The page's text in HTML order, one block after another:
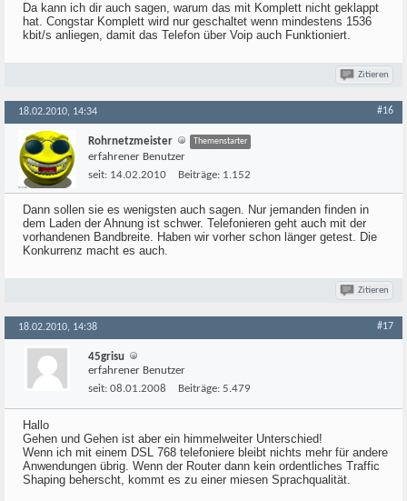
Da kann ich dir auch sagen, warum das mit Komplett nicht geklappt
hat. Congstar Komplett wird nur geschaltet wenn mindestens 1536
kbit/s anliegen, damit das Telefon über Voip auch Funktioniert.
Zitieren
18.02.2010, 14:34 #16
Rohrnetzmeister Themenstarter
erfahrener Benutzer
seit: 14.02.2010 Beiträge: 1.152
Dann sollen sie es wenigsten auch sagen. Nur jemanden finden in
dem Laden der Ahnung ist schwer. Telefonieren geht auch mit der
vorhandenen Bandbreite. Haben wir vorher schon länger getest. Die
Konkurrenz macht es auch.
Zitieren
18.02.2010, 14:38 #17
45grisu
erfahrener Benutzer
seit: 08.01.2008 Beiträge: 5.479
Hallo
Gehen und Gehen ist aber ein himmelweiter Unterschied!
Wenn ich mit einem DSL 768 telefoniere bleibt nichts mehr für andere
Anwendungen übrig. Wenn der Router dann kein ordentliches Traffic
Shaping beherscht, kommt es zu einer miesen Sprachqualität.